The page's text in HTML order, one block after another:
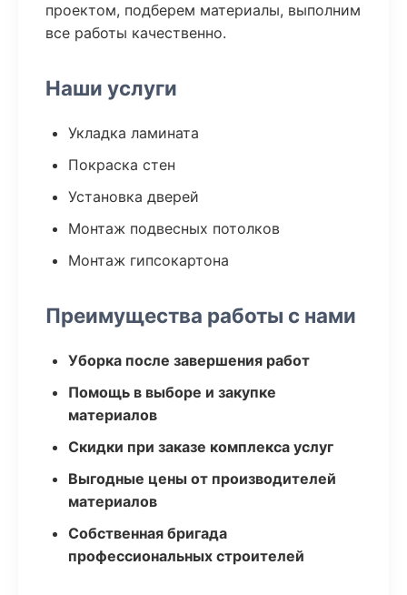
проектом, подберем материалы, выполним
все работы качественно.
Наши услуги
Укладка ламината
Покраска стен
Установка дверей
Монтаж подвесных потолков
Монтаж гипсокартона
Преимущества работы с нами
Уборка после завершения работ
Помощь в выборе и закупке
материалов
Скидки при заказе комплекса услуг
Выгодные цены от производителей
материалов
Собственная бригада
профессиональных строителей